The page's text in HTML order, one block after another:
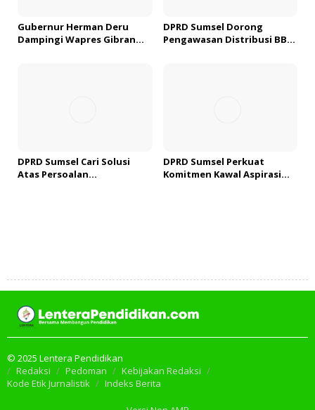
Gubernur Herman Deru
Dampingi Wapres Gibran
DPRD Sumsel Dorong
Pengawasan Distribusi BBM
DPRD Sumsel Cari Solusi
Atas Persoalan
DPRD Sumsel Perkuat
Komitmen Kawal Aspirasi
© 2025 Lentera Pendidikan
Redaksi
Pedoman
Kebijakan Redaksi
Kode Etik Jurnalistik
Indeks Berita